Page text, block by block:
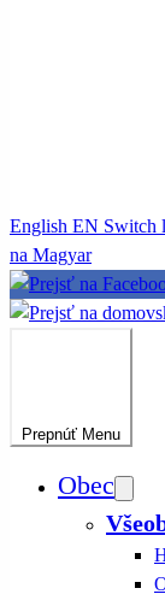
English EN Switch
na Magyar
Prepnúť Menu
Obec